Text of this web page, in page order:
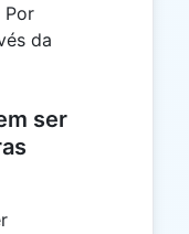
Por
da
ser